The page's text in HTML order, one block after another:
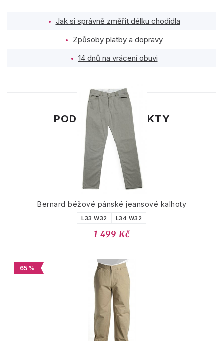
Jak si správně změřit délku chodidla
Způsoby platby a dopravy
14 dnů na vrácení obuvi
PODOBNÉ PRODUKTY
Bernard béžové pánské jeansové kalhoty
L33 W32 L34 W32
1 499 Kč
65 %